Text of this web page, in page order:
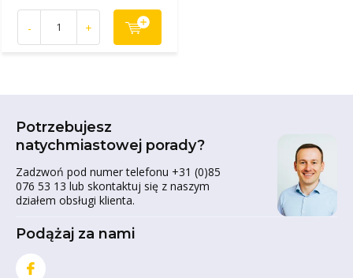
- +
Potrzebujesz
natychmiastowej porady?
Zadzwoń pod numer telefonu +31 (0)85
076 53 13 lub skontaktuj się z naszym
działem obsługi klienta.
Podążaj za nami